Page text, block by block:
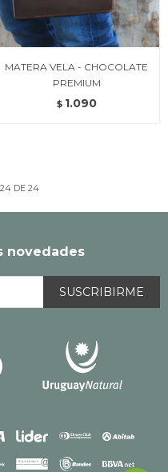
MATERA VELA - CHOCOLATE
PREMIUM
$ 1.090
24DE 24
novedades
SUSCRIBIRME